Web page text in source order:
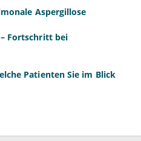
Aspergillose
Fortschritt bei
Patienten Sie im Blick